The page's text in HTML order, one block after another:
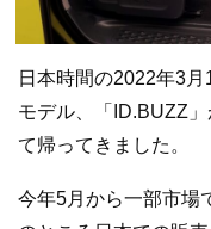
日本時間の2022年3
モデル、「ID.BUZZ
て帰ってきました。
今年5月から一部市場